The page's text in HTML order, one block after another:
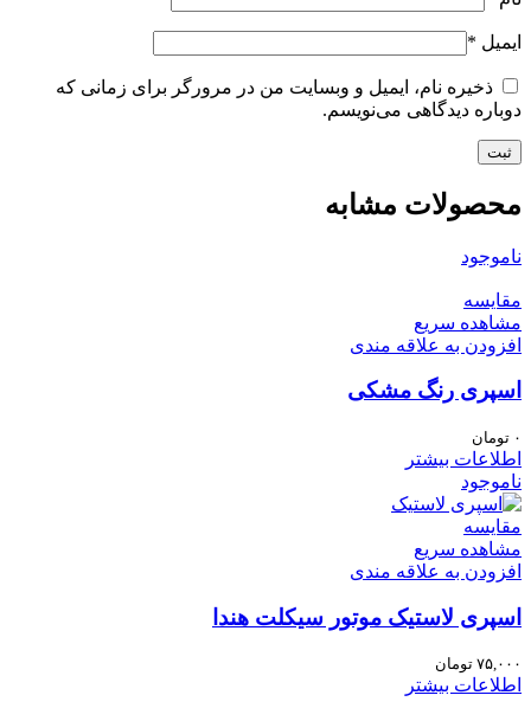
ایمیل *
ذخیره نام، ایمیل و وبسایت من در مرورگر برای زمانی که
دوباره دیدگاهی می‌نویسم.
محصولات مشابه
ناموجود
مقایسه
مشاهده سریع
افزودن به علاقه مندی
اسپری رنگ مشکی
۰ تومان
اطلاعات بیشتر
ناموجود
مقایسه
مشاهده سریع
افزودن به علاقه مندی
اسپری لاستیک موتور سیکلت هندا
۷۵,۰۰۰ تومان
اطلاعات بیشتر